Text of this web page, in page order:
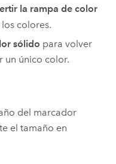
la rampa de color
colores.
sólido para volver
un único color.
del marcador
el tamaño en